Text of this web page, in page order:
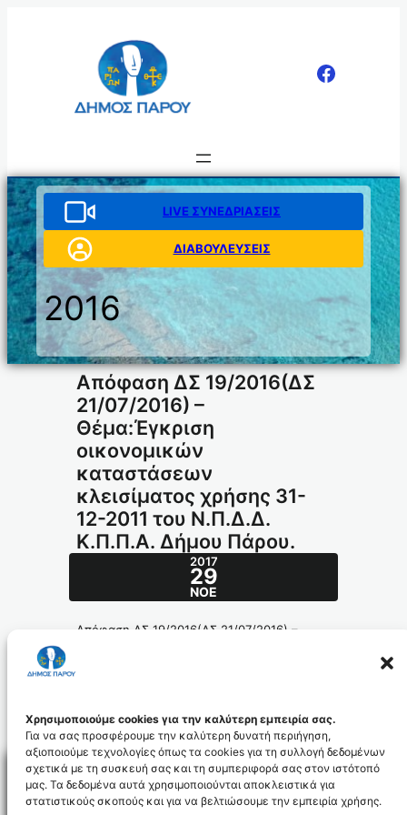
Χρησιμοποιούμε cookies για την καλύτερη εμπειρία σας.
Για να σας προσφέρουμε την καλύτερη δυνατή περιήγηση,
αξιοποιούμε τεχνολογίες όπως τα cookies για τη συλλογή δεδομένων
σχετικά με τη συσκευή σας και τη συμπεριφορά σας στον ιστότοπό
μας. Τα δεδομένα αυτά χρησιμοποιούνται αποκλειστικά για
στατιστικούς σκοπούς και για να βελτιώσουμε την εμπειρία χρήσης.
LIVE ΣΥΝΕΔΡΙΑΣΕΙΣ
ΔΙΑΒΟΥΛΕΥΣΕΙΣ
2016
Απόφαση ΔΣ 19/2016(ΔΣ
21/07/2016) –
Θέμα:Έγκριση
οικονομικών
καταστάσεων
κλεισίματος χρήσης 31-
12-2011 του Ν.Π.Δ.Δ.
Κ.Π.Π.Α. Δήμου Πάρου.
2017
29
ΝΟΈ
Απόφαση ΔΣ 19/2016(ΔΣ 21/07/2016) –
234-2016_ADA_id4703